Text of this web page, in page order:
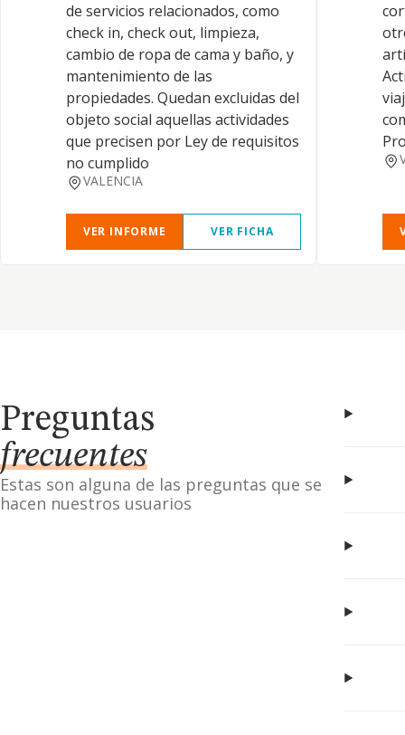
de servicios relacionados, como
check in, check out, limpieza,
cambio de ropa de cama y baño, y
mantenimiento de las
propiedades. Quedan excluidas del
objeto social aquellas actividades
que precisen por Ley de requisitos
no cumplido
VALENCIA
VER INFORME VER FICHA
Preguntas
frecuentes
Estas son alguna de las preguntas que se
hacen nuestros usuarios